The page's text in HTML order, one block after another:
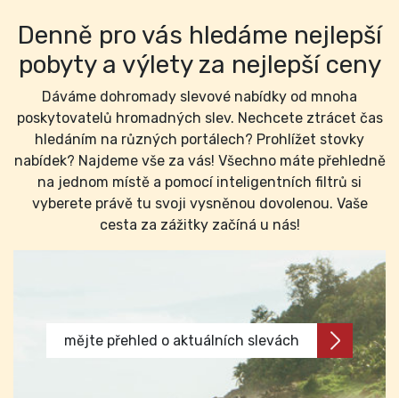
Denně pro vás hledáme nejlepší
pobyty a výlety za nejlepší ceny
Dáváme dohromady slevové nabídky od mnoha
poskytovatelů hromadných slev. Nechcete ztrácet čas
hledáním na různých portálech? Prohlížet stovky
nabídek? Najdeme vše za vás! Všechno máte přehledně
na jednom místě a pomocí inteligentních filtrů si
vyberete právě tu svoji vysněnou dovolenou. Vaše
cesta za zážitky začíná u nás!
mějte přehled o aktuálních slevách